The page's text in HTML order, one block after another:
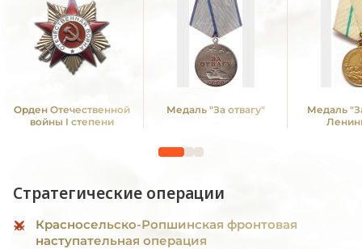
Орден Отечественной
войны I степени
Медаль "За отвагу"
Медаль
Стратегические операции
Красносельско-Ропшинская фронтовая
наступательная операция